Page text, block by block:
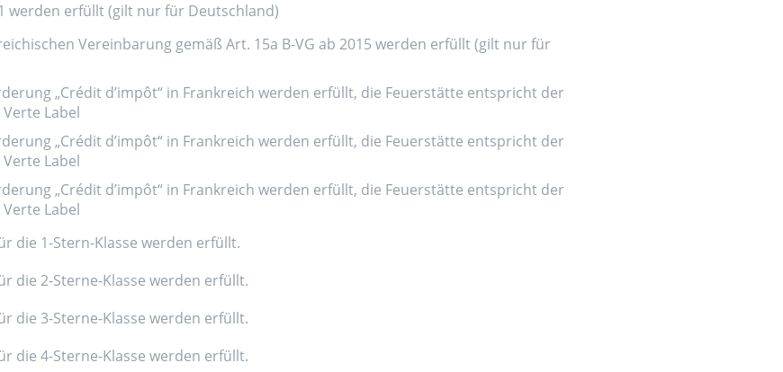
werden erfüllt (gilt nur für Deutschland)
Vereinbarung gemäß Art. 15a B-VG ab 2015 werden erfüllt (gilt nur für
„Crédit d’impôt“ in Frankreich werden erfüllt, die Feuerstätte entspricht der
Label
„Crédit d’impôt“ in Frankreich werden erfüllt, die Feuerstätte entspricht der
Label
„Crédit d’impôt“ in Frankreich werden erfüllt, die Feuerstätte entspricht der
Label
die 1-Stern-Klasse werden erfüllt.
die 2-Sterne-Klasse werden erfüllt.
die 3-Sterne-Klasse werden erfüllt.
die 4-Sterne-Klasse werden erfüllt.